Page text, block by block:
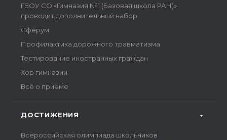
ГБОУ СО «Гимназия №1 (Базовая школа РАН)»
проводит дополнительный набор
Сферум
Профилактика дорожного травматизма
Тестирование иностранных граждан
Хор гимназии
Всё о приёме
ДОСТИЖЕНИЯ
Всероссийская олимпиада школьников